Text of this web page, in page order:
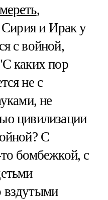
,
Сирия и Ирак у
с войной,
каких пор
не с
не
цивилизации
С
бомбежкой, с
вздутыми